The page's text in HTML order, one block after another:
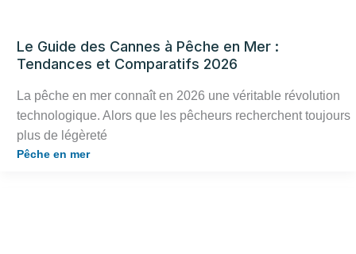
Le Guide des Cannes à Pêche en Mer :
Tendances et Comparatifs 2026
La pêche en mer connaît en 2026 une véritable révolution
technologique. Alors que les pêcheurs recherchent toujours
plus de légèreté
Pêche en mer